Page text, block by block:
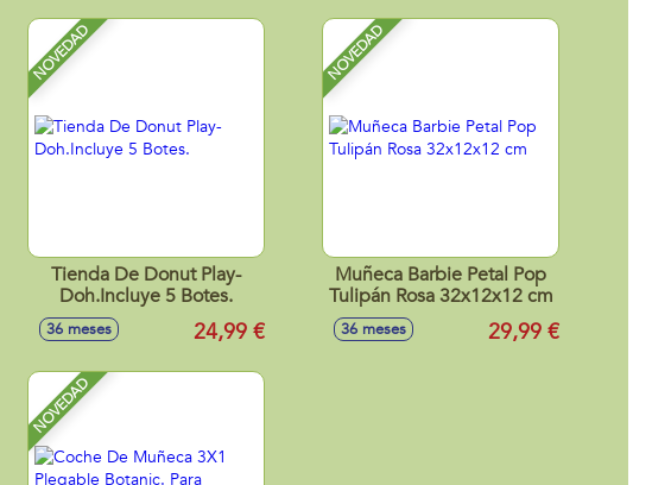
NOVEDAD
Tienda De Donut Play-
Doh.Incluye 5 Botes.
36 meses 24,99 €
NOVEDAD
Muñeca Barbie Petal Pop
Tulipán Rosa 32x12x12 cm
36 meses 29,99 €
NOVEDAD